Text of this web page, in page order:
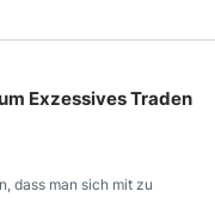
sich darüber klar werden,
was Sie motiviert.
Exzessives Traden
dass man sich mit zu